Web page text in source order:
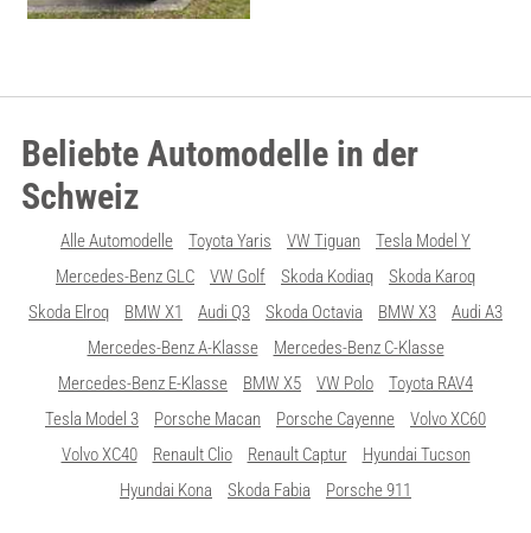
Beliebte Automodelle in der
Schweiz
Alle Automodelle Toyota Yaris VW Tiguan
Tesla Model Y
Mercedes-Benz GLC
VW Golf Skoda Kodiaq
Skoda Karoq
Skoda Elroq
BMW X1 Audi Q3 Skoda Octavia BMW X3
Audi A3
Mercedes-Benz A-Klasse
Mercedes-Benz C-Klasse
Mercedes-Benz E-Klasse
BMW X5 VW Polo
Toyota RAV4
Tesla Model 3
Porsche Macan Porsche Cayenne
Volvo XC60
Volvo XC40
Renault Clio Renault Captur
Hyundai Tucson
Hyundai Kona
Skoda Fabia Porsche 911